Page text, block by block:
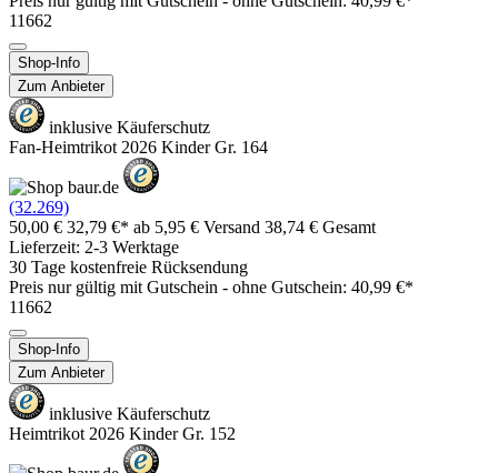
11662
Shop-Info
Zum Anbieter
inklusive Käuferschutz
Fan-Heimtrikot 2026 Kinder Gr. 164
(32.269)
50,00 € 32,79 €* ab 5,95 € Versand 38,74 € Gesamt
Lieferzeit: 2-3 Werktage
30 Tage kostenfreie Rücksendung
Preis nur gültig mit Gutschein - ohne Gutschein: 40,99 €*
11662
Shop-Info
Zum Anbieter
inklusive Käuferschutz
Heimtrikot 2026 Kinder Gr. 152